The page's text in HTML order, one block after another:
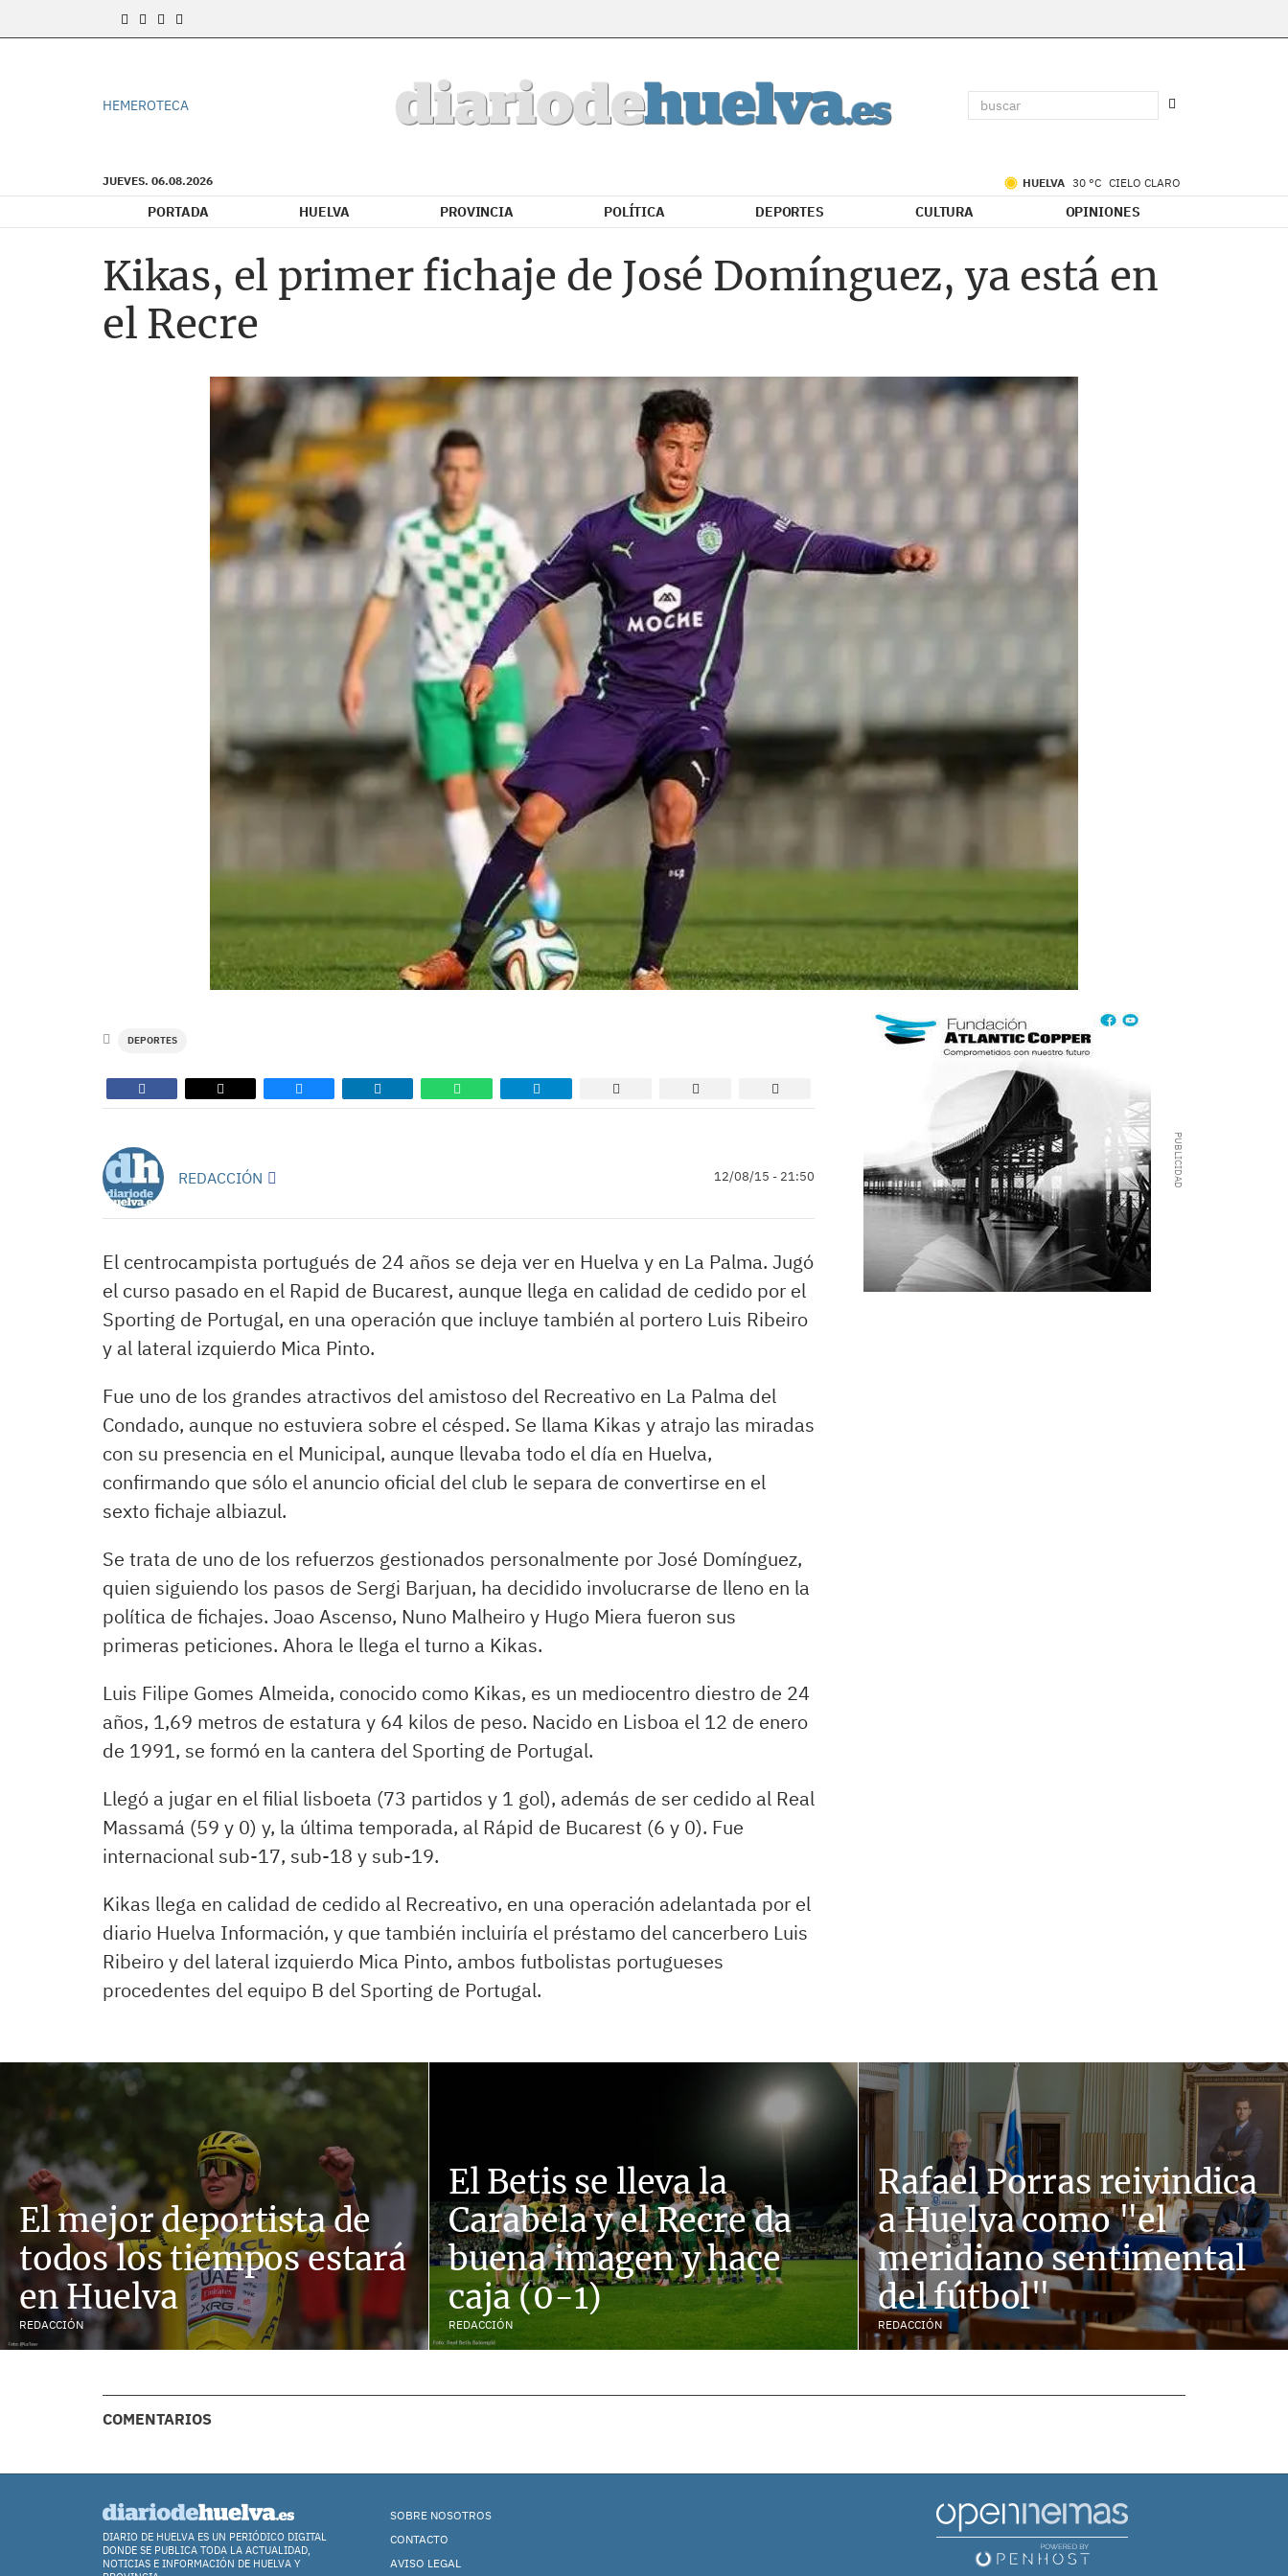
HEMEROTECA
JUEVES. 06.08.2026 HUELVA 30 °C CIELO CLARO
PORTADA HUELVA PROVINCIA POLÍTICA DEPORTES CULTURA OPINIONES
Kikas, el primer fichaje de José Domínguez, ya está en
el Recre
DEPORTES
REDACCIÓN 12/08/15 - 21:50
El centrocampista portugués de 24 años se deja ver en Huelva y en La Palma. Jugó
el curso pasado en el Rapid de Bucarest, aunque llega en calidad de cedido por el
Sporting de Portugal, en una operación que incluye también al portero Luis Ribeiro
y al lateral izquierdo Mica Pinto.
Fue uno de los grandes atractivos del amistoso del Recreativo en La Palma del
Condado, aunque no estuviera sobre el césped. Se llama Kikas y atrajo las miradas
con su presencia en el Municipal, aunque llevaba todo el día en Huelva,
confirmando que sólo el anuncio oficial del club le separa de convertirse en el
sexto fichaje albiazul.
Se trata de uno de los refuerzos gestionados personalmente por José Domínguez,
quien siguiendo los pasos de Sergi Barjuan, ha decidido involucrarse de lleno en la
política de fichajes. Joao Ascenso, Nuno Malheiro y Hugo Miera fueron sus
primeras peticiones. Ahora le llega el turno a Kikas.
Luis Filipe Gomes Almeida, conocido como Kikas, es un mediocentro diestro de 24
años, 1,69 metros de estatura y 64 kilos de peso. Nacido en Lisboa el 12 de enero
de 1991, se formó en la cantera del Sporting de Portugal.
Llegó a jugar en el filial lisboeta (73 partidos y 1 gol), además de ser cedido al Real
Massamá (59 y 0) y, la última temporada, al Rápid de Bucarest (6 y 0). Fue
internacional sub-17, sub-18 y sub-19.
Kikas llega en calidad de cedido al Recreativo, en una operación adelantada por el
diario Huelva Información, y que también incluiría el préstamo del cancerbero Luis
Ribeiro y del lateral izquierdo Mica Pinto, ambos futbolistas portugueses
procedentes del equipo B del Sporting de Portugal.
El mejor deportista de
todos los tiempos estará
en Huelva
REDACCIÓN
El Betis se lleva la
Carabela y el Recre da
buena imagen y hace
caja (0-1)
REDACCIÓN
Rafael Porras reivindica
a Huelva como "el
meridiano sentimental
del fútbol"
REDACCIÓN
COMENTARIOS
DIARIO DE HUELVA ES UN PERIÓDICO DIGITAL
DONDE SE PUBLICA TODA LA ACTUALIDAD,
NOTICIAS E INFORMACIÓN DE HUELVA Y
SOBRE NOSOTROS
CONTACTO
AVISO LEGAL